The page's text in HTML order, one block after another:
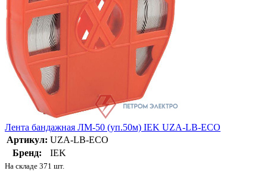
Лента бандажная ЛМ-50 (уп.50м) IEK UZA-LB-ECO
Артикул: UZA-LB-ECO
Бренд:
IEK
На складе 371 шт.